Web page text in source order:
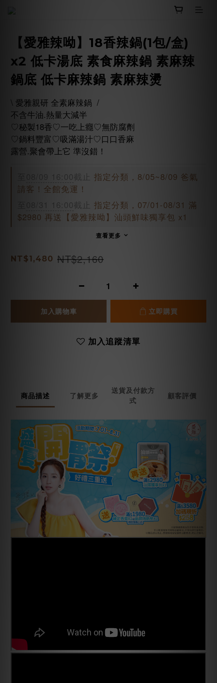
【愛雅辣呦】18香辣鍋(1包/盒)
x2 低卡湯底 素食麻辣鍋 素麻辣
鍋底 低卡麻辣鍋 素麻辣燙
\ 愛雅親研 全素麻辣鍋  /
不含牛油.熱量大減半
♡秘製18香♡一吃上癮♡無防腐劑
♡鍋料豐富♡吸滿湯汁♡口口香麻
露營.聚會帶上它 準沒錯！
08/09 16:00 截止 指定分類，8/05~8/09 爸氣
請客！全館免運！
08/31 16:00截止 指定分類，07/01-08/31 滿
$2980 再送【愛雅辣呦】汕頭鮮味獨享包 x1
查看更多
NT$1,480 NT$2,160
加入購物車 立即購買
加入追蹤清單
商品描述 了解更多
送貨及付款方
式
顧客評價